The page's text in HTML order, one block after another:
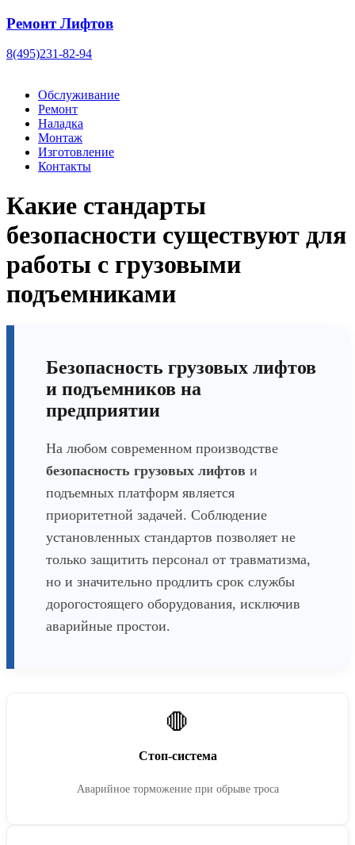
Ремонт Лифтов
8(495)231-82-94
Обслуживание
Ремонт
Наладка
Монтаж
Изготовление
Контакты
Какие стандарты
безопасности существуют для
работы с грузовыми
подъемниками
Безопасность грузовых лифтов
и подъемников на
предприятии
На любом современном производстве
безопасность грузовых лифтов и
подъемных платформ является
приоритетной задачей. Соблюдение
установленных стандартов позволяет не
только защитить персонал от травматизма,
но и значительно продлить срок службы
дорогостоящего оборудования, исключив
аварийные простои.
🛑
Стоп-система
Аварийное торможение при обрыве троса